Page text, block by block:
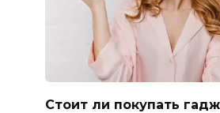
Стоит ли покупать